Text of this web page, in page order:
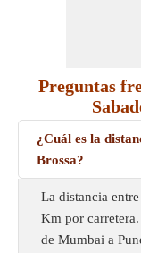
Preguntas
¿Cuál es la
Brossa?
La distancia
Km por
de Mumbai a